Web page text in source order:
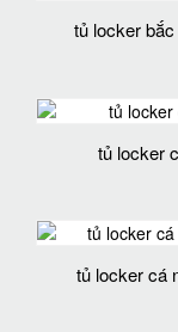
tủ locker
tủ locker
tủ locker cá